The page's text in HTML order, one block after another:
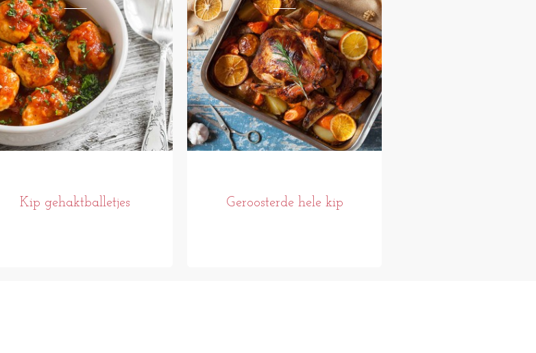
Kip gehaktballetjes Geroosterde hele kip